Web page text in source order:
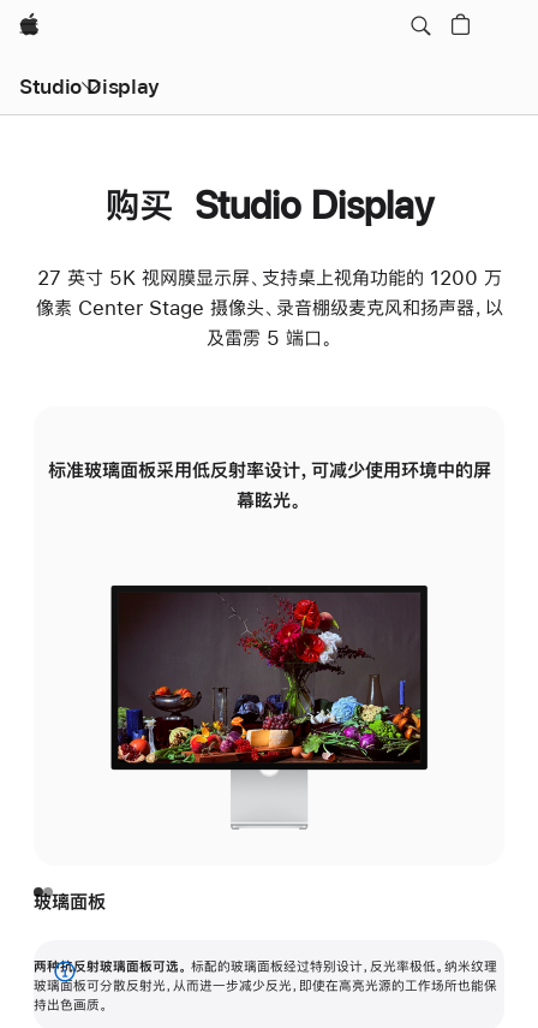
Apple
Studio Display
购买 Studio Display
27 英寸 5K 视网膜显示屏、支持桌上视角功能的 1200 万
像素 Center Stage 摄像头、录音棚级麦克风和扬声器，以
及雷雳 5 端口。
标准玻璃面板采用低反射率设计，可减少使用环境中的屏
幕眩光。
玻璃面板
两种抗反射玻璃面板可选。 标配的玻璃面板经过特别设计，反光率极低。纳米纹理
玻璃面板可分散反射光，从而进一步减少反光，即使在高亮光源的工作场所也能保
持出色画质。
展
开